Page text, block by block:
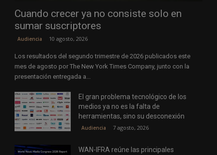
Cuando crecer ya no consiste solo en
sumar suscriptores
Audiencia 10 agosto, 2026
Los resultados del segundo trimestre de 2026 publicados este
mes de agosto por The New York Times Company, junto con la
presentación entregada a...
El gran problema tecnológico de los
medios ya no es la falta de
herramientas, sino su desconexión
Audiencia 7 agosto, 2026
WAN-IFRA reúne las principales